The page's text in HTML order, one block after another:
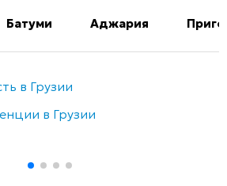
Батуми Аджария
в Грузии
в Грузии